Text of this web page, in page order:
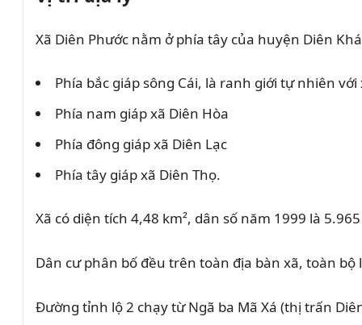
Xã Diên Phước nằm ở phía tây của huyện Diên
Phía bắc giáp sông Cái, là ranh giới tự nhiên với
Phía nam giáp xã Diên Hòa
Phía đông giáp xã Diên Lạc
Phía tây giáp xã Diên Thọ.
Xã có diện tích 4,48 km², dân số năm 1999 là
Dân cư phân bố đều trên toàn địa bàn xã, toàn bộ
Đường tỉnh lộ 2 chạy từ Ngã ba Mã Xá (thị trấn